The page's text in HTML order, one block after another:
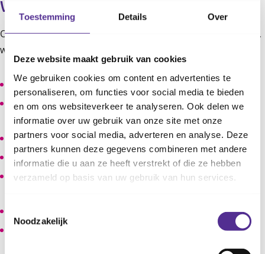
Toestemming Details Over
Deze website maakt gebruik van cookies
We gebruiken cookies om content en advertenties te
personaliseren, om functies voor social media te bieden
en om ons websiteverkeer te analyseren. Ook delen we
informatie over uw gebruik van onze site met onze
partners voor social media, adverteren en analyse. Deze
partners kunnen deze gegevens combineren met andere
informatie die u aan ze heeft verstrekt of die ze hebben
verzameld op basis van uw gebruik van hun services.
Noodzakelijk
Wat leer je?
Op de informatieavond komen veel onderwerpen aan bod,
waaronder:
De voordelen van borstvoeding voor moeder en kind
Welke belangrijke rol kan je als partner hebben tijdens
de borstvoedingsperiode?
Voedingssignalen herkennen bij de baby?
Hoe leg je je baby goed aan de borst?
Welke problemen kun je tegenkomen bij het
Huid-op-huidcontact